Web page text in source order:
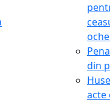
din
Huse
acte